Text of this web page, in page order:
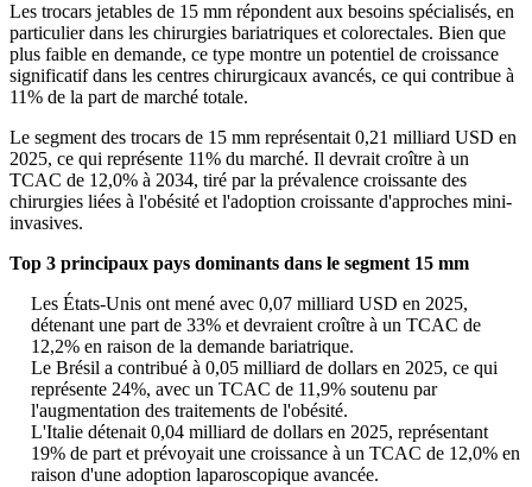
Les trocars jetables de 15 mm répondent aux besoins spécialisés, en
particulier dans les chirurgies bariatriques et colorectales. Bien que
plus faible en demande, ce type montre un potentiel de croissance
significatif dans les centres chirurgicaux avancés, ce qui contribue à
11% de la part de marché totale.
Le segment des trocars de 15 mm représentait 0,21 milliard USD en
2025, ce qui représente 11% du marché. Il devrait croître à un
TCAC de 12,0% à 2034, tiré par la prévalence croissante des
chirurgies liées à l'obésité et l'adoption croissante d'approches mini-
invasives.
Top 3 principaux pays dominants dans le segment 15 mm
Les États-Unis ont mené avec 0,07 milliard USD en 2025,
détenant une part de 33% et devraient croître à un TCAC de
12,2% en raison de la demande bariatrique.
Le Brésil a contribué à 0,05 milliard de dollars en 2025, ce qui
représente 24%, avec un TCAC de 11,9% soutenu par
l'augmentation des traitements de l'obésité.
L'Italie détenait 0,04 milliard de dollars en 2025, représentant
19% de part et prévoyait une croissance à un TCAC de 12,0% en
raison d'une adoption laparoscopique avancée.